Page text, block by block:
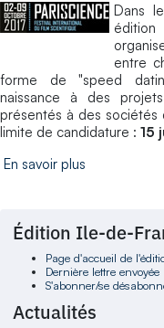
Dans
entre
forme de "speed
naissance à des
présentés à des
limite de candidature : 15
En savoir plus
Édition Ile-de-
Page d'accueil de
Dernière lettre envoyée
S'abonner/se
Actualités